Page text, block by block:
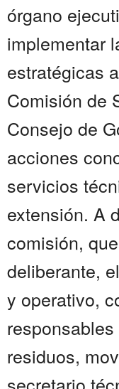
órgano
implementar
estratégicas
Comisión de
Consejo de
acciones
servicios
extensión. A
comisión,
deliberante,
y operativo,
residuos,